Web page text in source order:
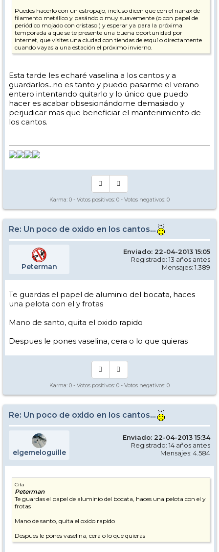
Puedes hacerlo con un estropajo, incluso dicen que con el nanax de
filamento metálico y pasándolo muy suavemente (o con papel de
periódico mojado con cristasol) y esperar ya para la próxima
temporada a que se te presente una buena oportunidad por
internet, que visites una ciudad con tiendas de esquí o directamente
cuando vayas a una estación el próximo invierno.
Esta tarde les echaré vaselina a los cantos y a
guardarlos...no es tanto y puedo pasarme el verano
entero intentando quitarlo y lo único que puedo
hacer es acabar obsesionándome demasiado y
perjudicar mas que beneficiar el mantenimiento de
los cantos.
Karma: 0 - Votos positivos: 0 - Votos negativos: 0
Re: Un poco de oxido en los cantos...
Peterman
Enviado: 22-04-2013 15:05
Registrado: 13 años antes
Mensajes: 1.389
Te guardas el papel de aluminio del bocata, haces
una pelota con el y frotas
Mano de santo, quita el oxido rapido
Despues le pones vaselina, cera o lo que quieras
Karma: 0 - Votos positivos: 0 - Votos negativos: 0
Re: Un poco de oxido en los cantos...
elgemeloguille
Enviado: 22-04-2013 15:34
Registrado: 14 años antes
Mensajes: 4.584
Cita
Peterman
Te guardas el papel de aluminio del bocata, haces una pelota con el y
frotas
Mano de santo, quita el oxido rapido
Despues le pones vaselina, cera o lo que quieras